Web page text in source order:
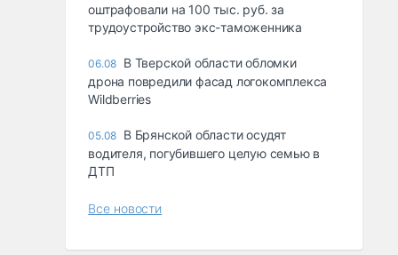
оштрафовали на 100 тыс. руб. за
трудоустройство экс-таможенника
06.08 В Тверской области обломки
дрона повредили фасад логокомплекса
Wildberries
05.08 В Брянской области осудят
водителя, погубившего целую семью в
ДТП
Все новости